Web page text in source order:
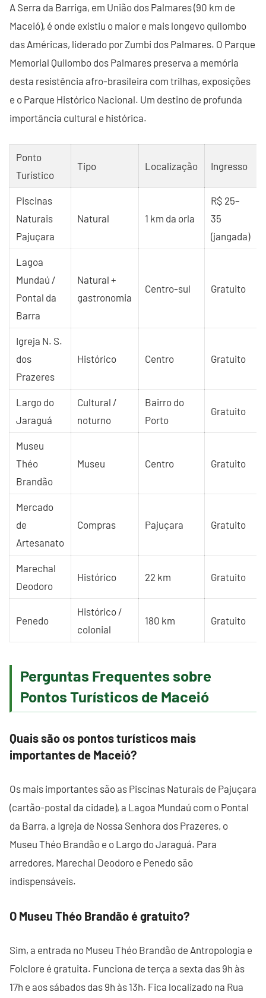
A Serra da Barriga, em União dos Palmares (90 km de
Maceió), é onde existiu o maior e mais longevo quilombo
das Américas, liderado por Zumbi dos Palmares. O Parque
Memorial Quilombo dos Palmares preserva a memória
desta resistência afro-brasileira com trilhas, exposições
e o Parque Histórico Nacional. Um destino de profunda
importância cultural e histórica.
Ponto
Turístico
Tipo Localização Ingresso
Piscinas
Naturais
Pajuçara
Natural 1 km da orla
R$ 25–
35
(jangada)
Lagoa
Mundaú /
Pontal da
Barra
Natural +
gastronomia
Centro-sul Gratuito
Igreja N. S.
dos
Prazeres
Histórico Centro Gratuito
Largo do
Jaraguá
Cultural /
noturno
Bairro do
Porto
Gratuito
Museu
Théo
Brandão
Museu Centro Gratuito
Mercado
de
Artesanato
Compras Pajuçara Gratuito
Marechal
Deodoro
Histórico 22 km Gratuito
Penedo
Histórico /
colonial
180 km Gratuito
Perguntas Frequentes sobre
Pontos Turísticos de Maceió
Quais são os pontos turísticos mais
importantes de Maceió?
Os mais importantes são as Piscinas Naturais de Pajuçara
(cartão-postal da cidade), a Lagoa Mundaú com o Pontal
da Barra, a Igreja de Nossa Senhora dos Prazeres, o
Museu Théo Brandão e o Largo do Jaraguá. Para
arredores, Marechal Deodoro e Penedo são
indispensáveis.
O Museu Théo Brandão é gratuito?
Sim, a entrada no Museu Théo Brandão de Antropologia e
Folclore é gratuita. Funciona de terça a sexta das 9h às
17h e aos sábados das 9h às 13h. Fica localizado na Rua